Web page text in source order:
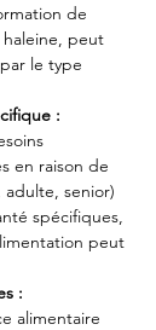
de
peut
le type
:
en raison de
senior)
spécifiques,
peut
:
alimentaire